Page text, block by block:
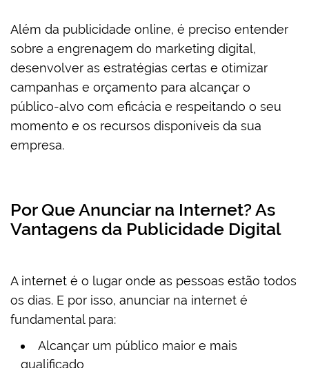
Além da publicidade online, é preciso entender
sobre a engrenagem do marketing digital,
desenvolver as estratégias certas e otimizar
campanhas e orçamento para alcançar o
público-alvo com eficácia e respeitando o seu
momento e os recursos disponíveis da sua
empresa.
Por Que Anunciar na Internet? As
Vantagens da Publicidade Digital
A internet é o lugar onde as pessoas estão todos
os dias. E por isso, anunciar na internet é
fundamental para:
Alcançar um público maior e mais
qualificado